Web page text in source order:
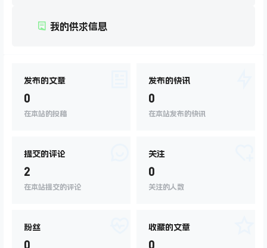
我的供求信息
发布的文章
0
在本站的投稿
发布的快讯
0
在本站发布的快讯
提交的评论
2
在本站提交的评论
关注
0
关注的人数
粉丝
0
收藏的文章
0